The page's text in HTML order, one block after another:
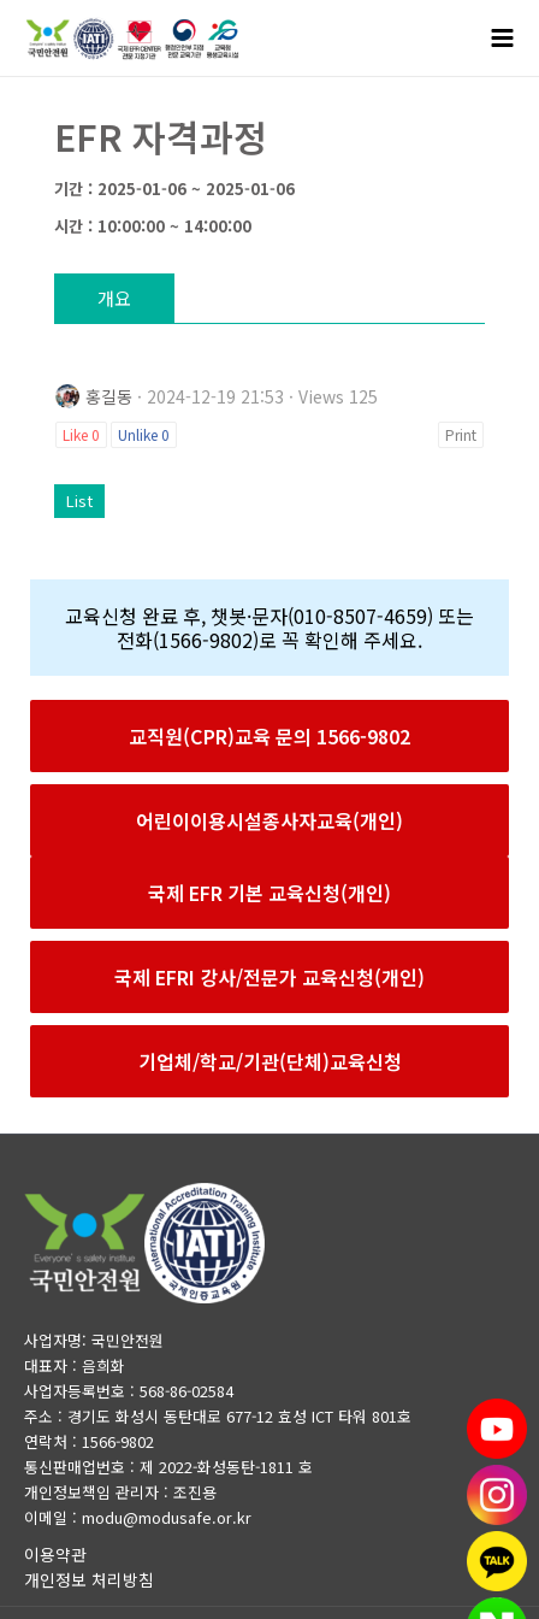
EFR 자격과정
기간 : 2025-01-06 ~ 2025-01-06
시간 : 10:00:00 ~ 14:00:00
개요
홍길동 · 2024-12-19 21:53 · Views 125
Like 0 Unlike0 Print
List
교육신청 완료 후, 챗봇·문자(010-8507-4659) 또는
전화(1566-9802)로 꼭 확인해 주세요.
교직원(CPR)교육 문의 1566-9802
어린이이용시설종사자교육(개인)
국제 EFR 기본 교육신청(개인)
국제 EFRI 강사/전문가 교육신청(개인)
기업체/학교/기관(단체)교육신청
사업자명: 국민안전원
대표자 : 음희화
사업자등록번호 : 568-86-02584
주소 : 경기도 화성시 동탄대로 677-12 효성 ICT 타워 801호
연락처 : 1566-9802
통신판매업번호 : 제 2022-화성동탄-1811 호
개인정보책임 관리자 : 조진용
이메일 : modu@modusafe.or.kr
이용약관
개인정보 처리방침